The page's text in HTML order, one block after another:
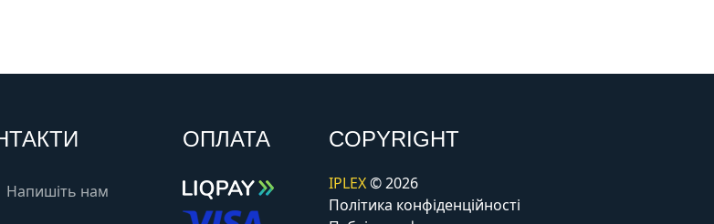
Напишіть нам
ОПЛАТА COPYRIGHT
IPLEX© 2026
Політика конфіденційності